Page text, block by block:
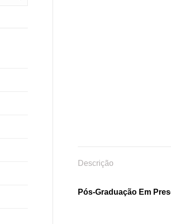
Descrição
Pós-Graduação Em